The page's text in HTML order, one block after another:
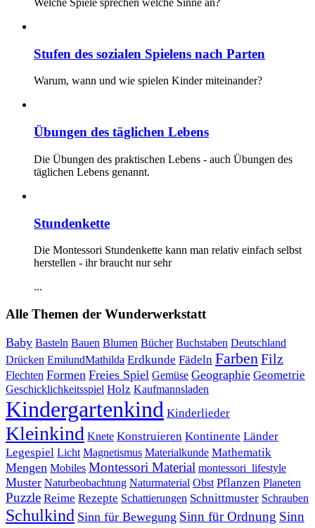
Welche Spiele sprechen welche Sinne an?
Stufen des sozialen Spielens nach Parten
Warum, wann und wie spielen Kinder miteinander?
Übungen des täglichen Lebens
Die Übungen des praktischen Lebens - auch Übungen des
täglichen Lebens genannt.
Stundenkette
Die Montessori Stundenkette kann man relativ einfach selbst
herstellen - ihr braucht nur sehr
...
Alle Themen der Wunderwerkstatt
Baby Basteln Bauen Blumen Bücher Buchstaben Deutschland
Drücken EmilundMathilda Erdkunde Fädeln Farben Filz
Flechten Formen Freies Spiel Gemüse Geographie Geometrie
Geschicklichkeitsspiel Holz Kaufmannsladen
Kindergartenkind Kinderlieder
Kleinkind Knete Konstruieren Kontinente Länder
Legespiel Licht Magnetismus Materialkunde Mathematik
Mengen Mobiles Montessori Material montessori_lifestyle
Muster Naturbeobachtung Naturmaterial Obst Pflanzen Planeten
Puzzle Reime Rezepte Schattierungen Schnittmuster Schrauben
Schulkind Sinn für Bewegung Sinn für Ordnung Sinn